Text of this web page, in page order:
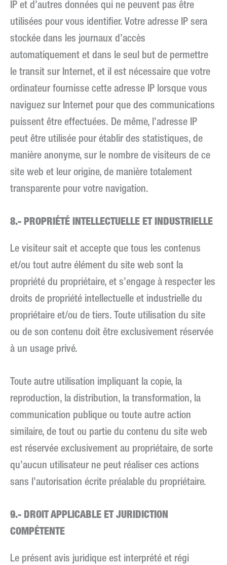
IP et d’autres données qui ne peuvent pas être
utilisées pour vous identifier. Votre adresse IP sera
stockée dans les journaux d’accès
automatiquement et dans le seul but de permettre
le transit sur Internet, et il est nécessaire que votre
ordinateur fournisse cette adresse IP lorsque vous
naviguez sur Internet pour que des communications
puissent être effectuées. De même, l’adresse IP
peut être utilisée pour établir des statistiques, de
manière anonyme, sur le nombre de visiteurs de ce
site web et leur origine, de manière totalement
transparente pour votre navigation.
8.- PROPRIÉTÉ INTELLECTUELLE ET INDUSTRIELLE
Le visiteur sait et accepte que tous les contenus
et/ou tout autre élément du site web sont la
propriété du propriétaire, et s’engage à respecter les
droits de propriété intellectuelle et industrielle du
propriétaire et/ou de tiers. Toute utilisation du site
ou de son contenu doit être exclusivement réservée
à un usage privé.
Toute autre utilisation impliquant la copie, la
reproduction, la distribution, la transformation, la
communication publique ou toute autre action
similaire, de tout ou partie du contenu du site web
est réservée exclusivement au propriétaire, de sorte
qu’aucun utilisateur ne peut réaliser ces actions
sans l’autorisation écrite préalable du propriétaire.
9.- DROIT APPLICABLE ET JURIDICTION
COMPÉTENTE
Le présent avis juridique est interprété et régi